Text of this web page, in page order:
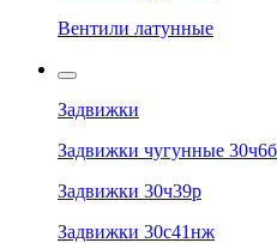
Вентили латунные
Задвижки
Задвижки чугунные
Задвижки 30ч39р
Задвижки 30с41нж